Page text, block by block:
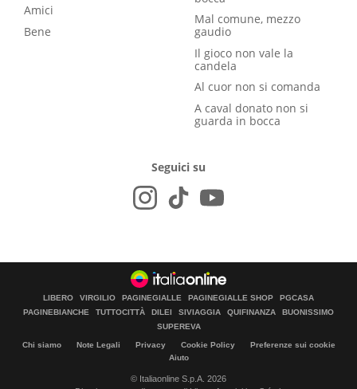
Amici
Bene
Mal comune, mezzo
gaudio
Il gioco non vale la
candela
Al cuor non si comanda
A caval donato non si
guarda in bocca
Seguici su
LIBERO VIRGILIO PAGINEGIALLE PAGINEGIALLE SHOP
PGCASA
PAGINEBIANCHE
TUTTOCITTÀ DILEI SIVIAGGIA QUIFINANZA
BUONISSIMO
SUPEREVA
Chi siamo Note Legali Privacy Cookie Policy
Preferenze sui cookie
Aiuto
© Italiaonline S.p.A. 2026